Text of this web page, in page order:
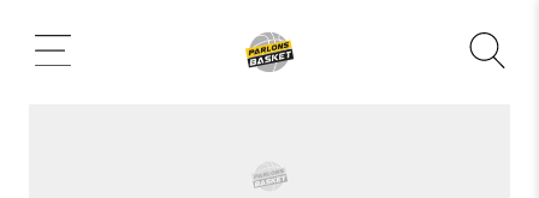
contenu